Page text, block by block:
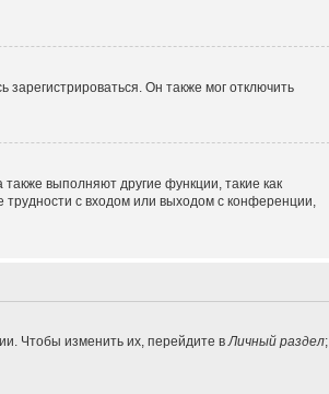
Он также мог отключить
выполняют другие функции, такие как
с входом или выходом с конференции,
Чтобы изменить их, перейдите вЛичный раздел;